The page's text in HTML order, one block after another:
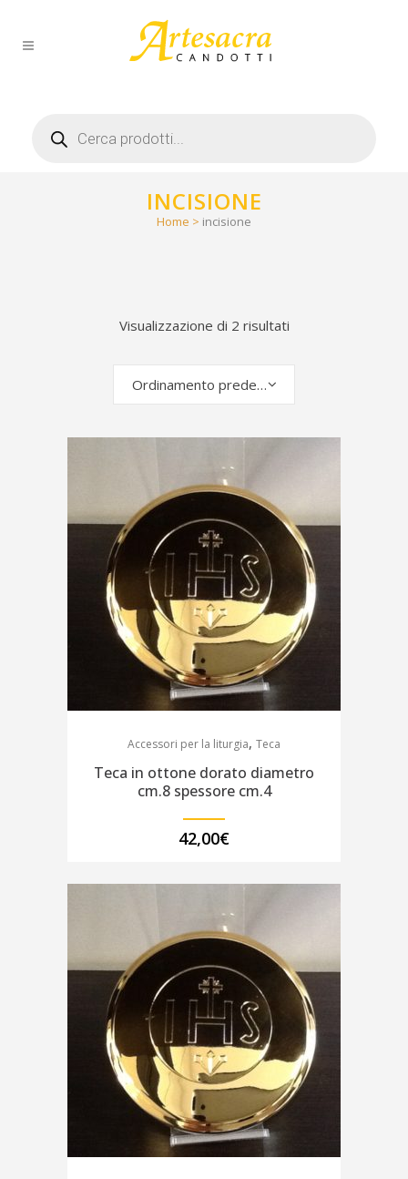
search
INCISIONE
Home > incisione
Visualizzazione di 2 risultati
Ordinamento predefinito
Accessori per la liturgia, Teca
Teca in ottone dorato diametro
cm.8 spessore cm.4
42,00€